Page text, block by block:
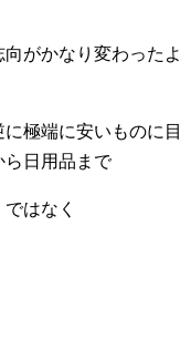
がかなり変わったよ
極端に安いものに目
日用品まで
はなく